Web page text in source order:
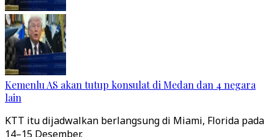
Kemenlu AS akan tutup konsulat di Medan dan 4 negara
lain
KTT itu dijadwalkan berlangsung di Miami, Florida pada
14–15 Desember.